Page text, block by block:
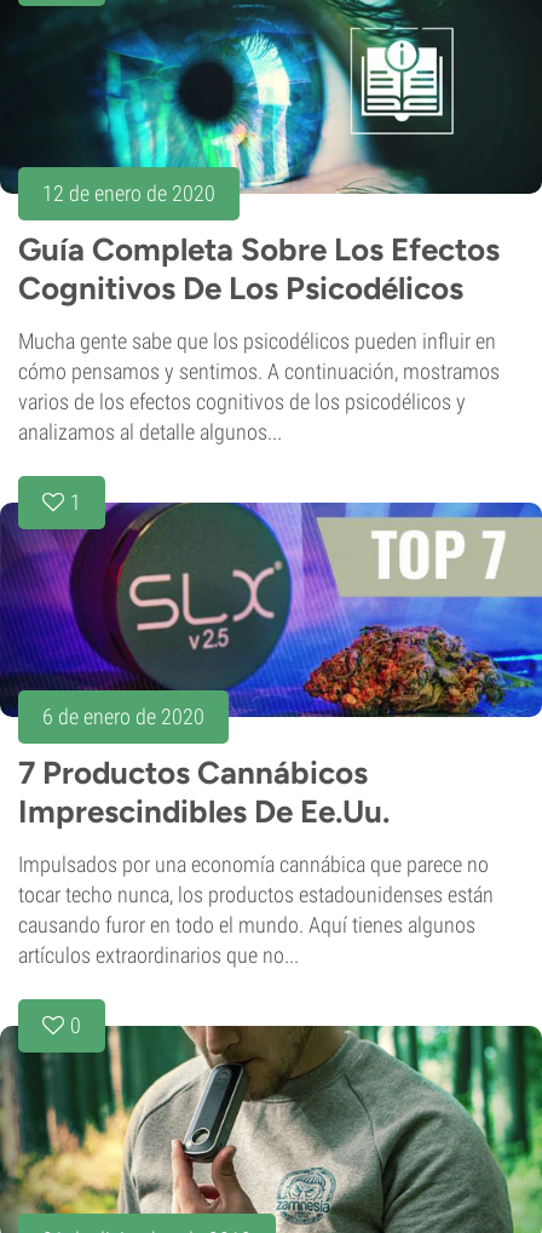
12 de enero de 2020
Guía Completa Sobre Los Efectos
Cognitivos De Los Psicodélicos
Mucha gente sabe que los psicodélicos pueden influir en
cómo pensamos y sentimos. A continuación, mostramos
varios de los efectos cognitivos de los psicodélicos y
analizamos al detalle algunos...
1
6 de enero de 2020
7 Productos Cannábicos
Imprescindibles De Ee.Uu.
Impulsados por una economía cannábica que parece no
tocar techo nunca, los productos estadounidenses están
causando furor en todo el mundo. Aquí tienes algunos
artículos extraordinarios que no...
0